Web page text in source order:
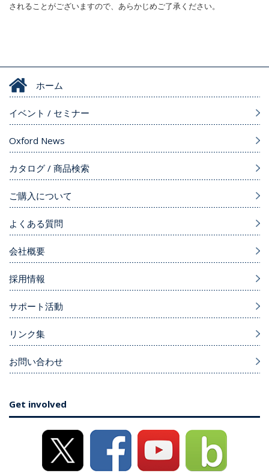
されることがございますので、あらかじめご了承ください。
ホーム
イベント / セミナー
Oxford News
カタログ / 商品検索
ご購入について
よくある質問
会社概要
採用情報
サポート活動
リンク集
お問い合わせ
Get involved